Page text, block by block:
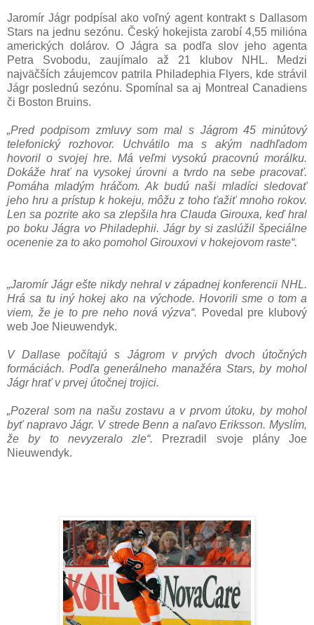
Jaromír Jágr podpísal ako voľný agent kontrakt s Dallasom
Stars na jednu sezónu. Český hokejista zarobí 4,55 milióna
amerických dolárov. O Jágra sa podľa slov jeho agenta
Petra Svobodu, zaujímalo až 21 klubov NHL. Medzi
najväčších záujemcov patrila Philadephia Flyers, kde strávil
Jágr poslednú sezónu. Spomínal sa aj Montreal Canadiens
či Boston Bruins.
„Pred podpisom zmluvy som mal s Jágrom 45 minútový
telefonický rozhovor. Uchvátilo ma s akým nadhľadom
hovoril o svojej hre. Má veľmi vysokú pracovnú morálku.
Dokáže hrať na vysokej úrovni a tvrdo na sebe pracovať.
Pomáha mladým hráčom. Ak budú naši mladíci sledovať
jeho hru a prístup k hokeju, môžu z toho ťažiť mnoho rokov.
Len sa pozrite ako sa zlepšila hra Clauda Girouxa, keď hral
po boku Jágra vo Philadephii. Jágr by si zaslúžil špeciálne
ocenenie za to ako pomohol Girouxovi v hokejovom raste“.
„Jaromír Jágr ešte nikdy nehral v západnej konferencii NHL.
Hrá sa tu iný hokej ako na východe. Hovorili sme o tom a
viem, že je to pre neho nová výzva“. Povedal pre klubový
web Joe Nieuwendyk.
V Dallase počítajú s Jágrom v prvých dvoch útočných
formáciách. Podľa generálneho manažéra Stars, by mohol
Jágr hrať v prvej útočnej trojici.
„Pozeral som na našu zostavu a v prvom útoku, by mohol
byť napravo Jágr. V strede Benn a naľavo Eriksson. Myslím,
že by to nevyzeralo zle“.
Prezradil svoje plány Joe
Nieuwendyk.